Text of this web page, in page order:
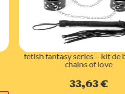
pretty love – vibrador
clemento
38,17€